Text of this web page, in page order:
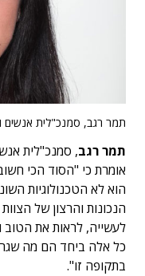
תמר רגב, סמנכ"לית אנשים
תמר רגב, סמנכ"לית
אומרת כי "הסוד הכי
הוא לא הטכנולוגיות
הנכונות והרצון של
לעשייה, לראות את הטוב
כל אלה ביחד הם מה
בתקופה זו".